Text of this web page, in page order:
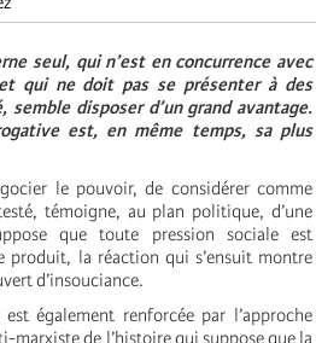
seul, qui n’est en concurrence avec
qui ne doit pas se présenter à des
disposer d’un grand avantage.
est, en même temps, sa plus
le pouvoir, de considérer comme
témoigne, au plan politique, d’une
que toute pression sociale est
produit, la réaction qui s’ensuit montre
d’insouciance.
également renforcée par l’approche
marxiste de l’histoire qui suppose que la